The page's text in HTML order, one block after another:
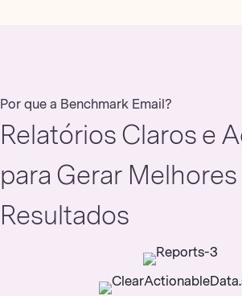
Por que a Benchmark Email?
Relatórios Claros e
para Gerar Melhores
Resultados